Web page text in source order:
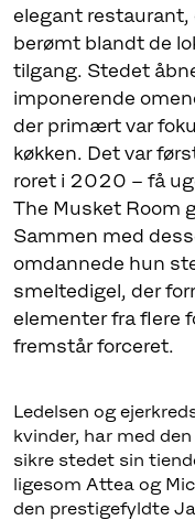
elegant restaurant,
berømt blandt de
tilgang. Stedet
imponerende
der primært var
køkken. Det var
roret i 2020 – få
The Musket Room
Sammen med
omdannede hun
smeltedigel, der
elementer fra flere
Ledelsen og
kvinder, har med
sikre stedet sin
ligesom Attea og
den prestigefyldte